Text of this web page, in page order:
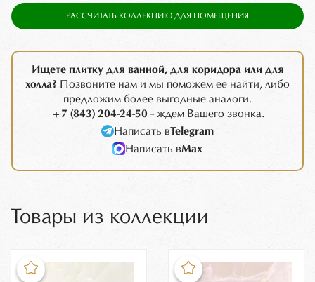
РАССЧИТАТЬ КОЛЛЕКЦИЮ ДЛЯ ПОМЕЩЕНИЯ
Ищете плитку для ванной, для коридора или для
холла? Позвоните нам и мы поможем ее найти, либо
предложим более выгодные аналоги.
+7 (843) 204-24-50 - ждем Вашего звонка.
Написать вTelegram
Написать вMax
Товары из коллекции